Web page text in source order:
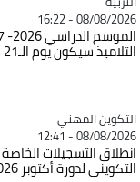
08/08/2026 - 16:22
التلاميذ سيكون يوم الـ21 سبتمبر
Catégorie
التكوين المهني
08/08/2026 - 12:41
انطلاق التسجيلات الخاصة
التكويني لدورة أكتوبر 2026